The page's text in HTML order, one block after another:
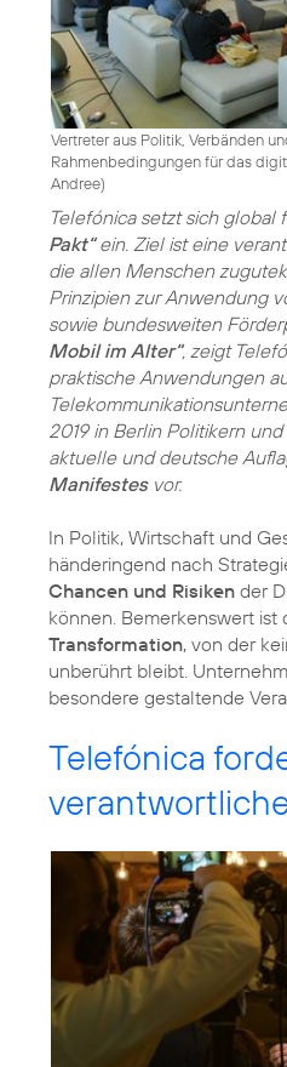
Vertreter aus Politik, Verbänden
Rahmenbedingungen für das
Andree)
Telefónica setzt sich global
Pakt“ein. Ziel ist eine
die allen Menschen
Prinzipien zur Anwendung
sowie bundesweiten
Mobil im Alter“, zeigt
praktische Anwendungen
2019 in Berlin Politikern
aktuelle und deutsche
Manifestesvor.
In Politik, Wirtschaft und
händeringend nach
Chancen und Risiken der
können. Bemerkenswert ist
Transformation, von der
unberührt bleibt.
besondere gestaltende
Telefónica